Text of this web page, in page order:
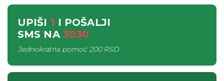
UPIŠI 1 I POŠALJI
SMS NA 3030
Jednokratna pomoć200 RSD